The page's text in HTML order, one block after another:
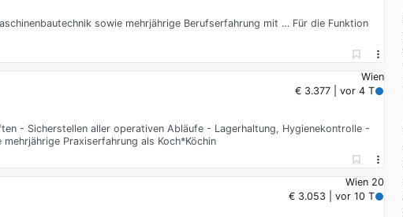
sowie mehrjährige Berufserfahrung mit … Für die Funktion
Wien
€ 3.377 | vor 4 T
- Sicherstellen aller operativen Abläufe - Lagerhaltung, Hygienekontrolle -
Praxiserfahrung als Koch*Köchin
Wien 20
€ 3.053 | vor 10 T